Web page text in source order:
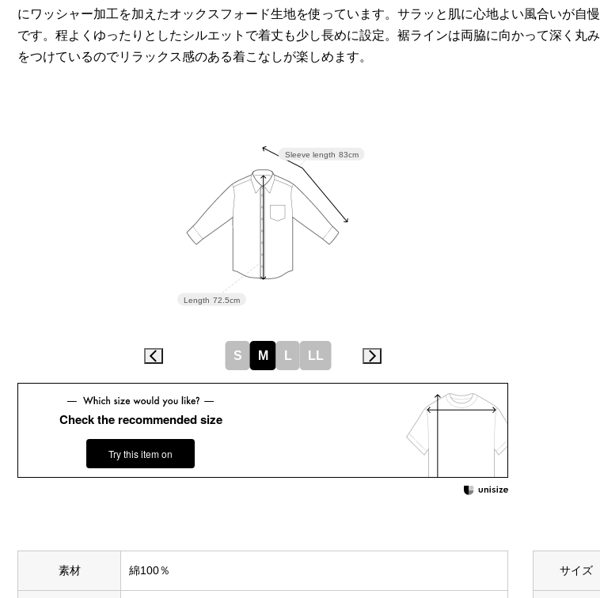
にワッシャー加工を加えたオックスフォード生地を使っています。サラッと肌に心地よい風合いが自慢
です。程よくゆったりとしたシルエットで着丈も少し長めに設定。裾ラインは両脇に向かって深く丸み
をつけているのでリラックス感のある着こなしが楽しめます。
Sleeve length 83cm
Length 72.5cm
S M L LL
Check the recommended size
Try this item on
素材 綿100％ サイズ